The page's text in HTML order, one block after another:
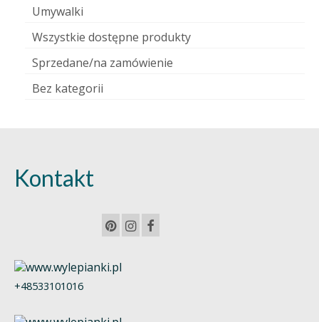
Umywalki
Wszystkie dostępne produkty
Sprzedane/na zamówienie
Bez kategorii
Kontakt
+48533101016